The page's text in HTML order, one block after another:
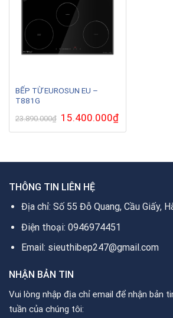
BẾP TỪ EUROSUN EU –
T881G
23.890.000₫ Giá
gốc
là:
15.400.000₫Giá
hiện
tại
THÔNG TIN LIÊN HỆ
Địa chỉ: Số 55 Đỗ Quang, Cầu Giấy,
Điện thoại: 0946974451
Email: sieuthibep247@gmail.com
NHẬN BẢN TIN
Vui lòng nhập địa chỉ email để nhận bản
tuần của chúng tôi: